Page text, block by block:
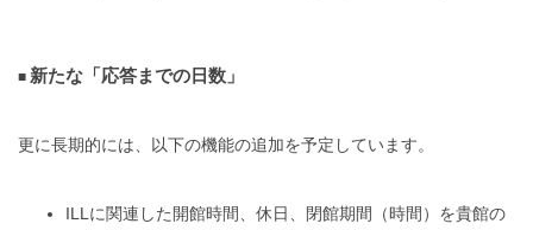
新たな「応答までの日数」
更に長期的には、以下の機能の追加を予定しています。
ILLに関連した開館時間、休日、閉館期間（時間）を貴館の